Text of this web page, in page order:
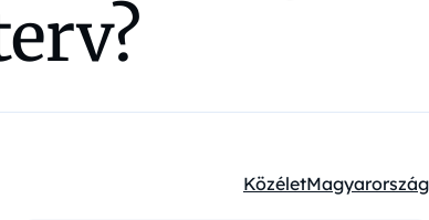
Kategóriák:
KözéletMagyarország